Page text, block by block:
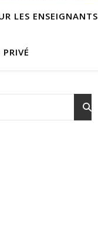
LES ENSEIGNANTS
PRIVÉ